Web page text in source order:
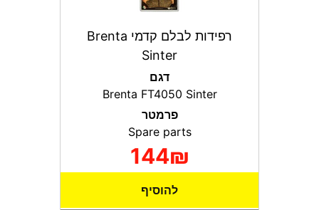
רפידות לבלם קדמי Brenta
Sinter
דגם
Brenta FT4050 Sinter
פרמטר
Spare parts
144₪
להוסיף